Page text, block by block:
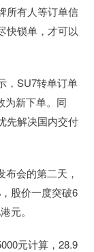
所有人等订单信
快锁单，才可以
SU7转单订单
为新下单。同
先解决国内交付
会的第二天，
股价一度突破6
元。
元计算，28.9